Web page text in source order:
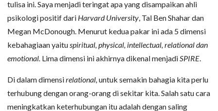
tulisa ini. Saya menjadi teringat apa yang disampaikan ahli
psikologi positif dari Harvard University , Tal Ben Shahar dan
Megan McDonough. Menurut kedua pakar ini ada 5 dimensi
kebahagiaan yaitu spiritual, physical, intellectual, relational dan
emotional. Lima dimensi ini akhirnya dikenal menjadi SPIRE
Di dalam dimensirelational, untuk semakin bahagia kita perlu
terhubung dengan orang-orang di sekitar kita. Salah satu cara
meningkatkan keterhubungan itu adalah dengan saling